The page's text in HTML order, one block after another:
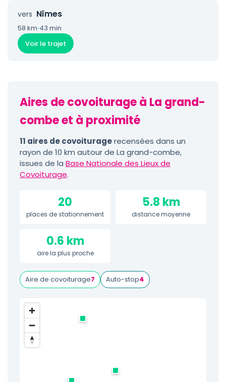
vers Nîmes
58 km·43 min
Voir le trajet
Aires de covoiturage à La grand-
combe et à proximité
11 aires de covoituragerecensées dans un
rayon de 10 km autour de La grand-combe,
issues de la Base Nationale des Lieux de
Covoiturage.
20
places de stationnement
5.8 km
distance moyenne
0.6 km
aire la plus proche
Aire de covoiturage7 Auto-stop4